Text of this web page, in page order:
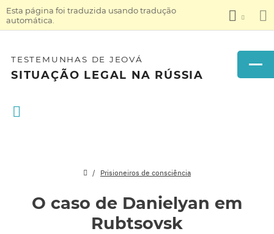
Esta página foi traduzida usando tradução
automática.
TESTEMUNHAS DE JEOVÁ
SITUAÇÃO LEGAL NA RÚSSIA
Prisioneiros de consciência
O caso de Danielyan em
Rubtsovsk